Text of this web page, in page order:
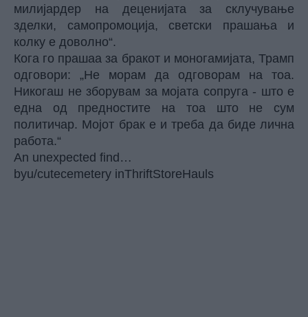
милијардер на деценијата за склучување
зделки, самопромоција, светски прашања и
колку е доволно“.
Кога го прашаа за бракот и моногамијата, Трамп
одговори: „Не морам да одговорам на тоа.
Никогаш не зборувам за мојата сопруга - што е
една од предностите на тоа што не сум
политичар. Мојот брак е и треба да биде лична
работа.“
An unexpected find…
byu/cutecemetery inThriftStoreHauls